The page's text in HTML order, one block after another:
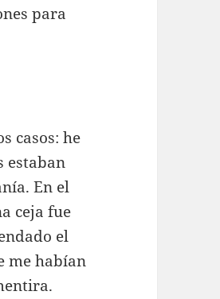
para
casos: he
estaban
En el
ceja fue
el
me habían